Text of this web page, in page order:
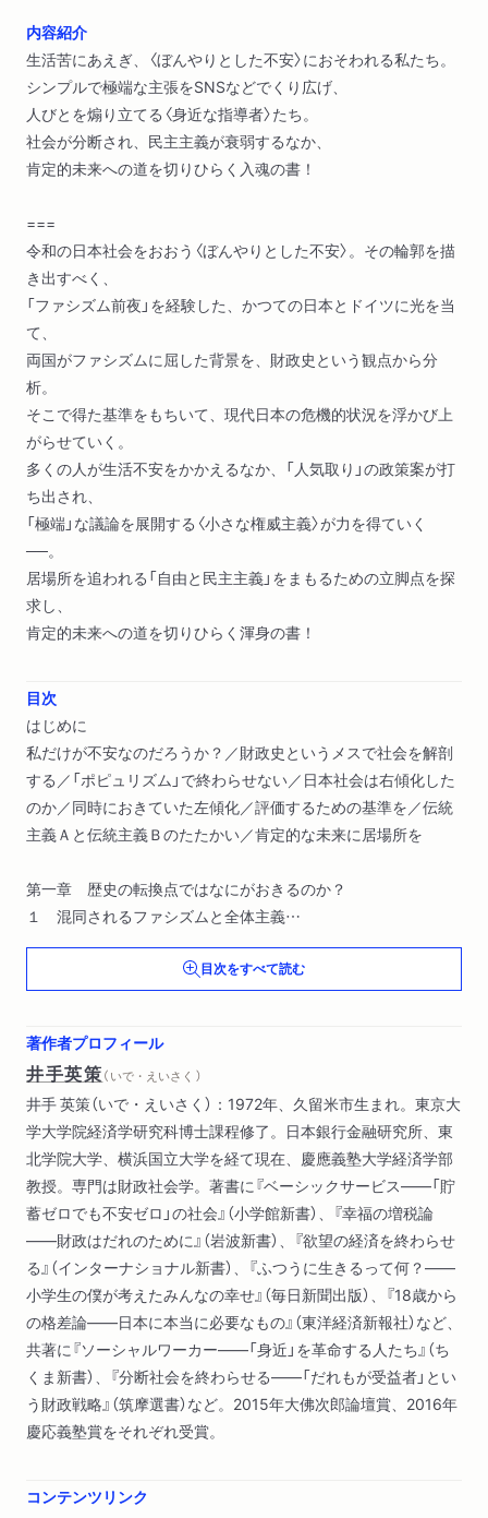
内容紹介
生活苦にあえぎ、〈ぼんやりとした不安〉におそわれる私たち。
シンプルで極端な主張をSNSなどでくり広げ、
人びとを煽り立てる〈身近な指導者〉たち。
社会が分断され、民主主義が衰弱するなか、
肯定的未来への道を切りひらく入魂の書！
===
令和の日本社会をおおう〈ぼんやりとした不安〉。その輪郭を描
き出すべく、
「ファシズム前夜」を経験した、かつての日本とドイツに光を当
て、
両国がファシズムに屈した背景を、財政史という観点から分
析。
そこで得た基準をもちいて、現代日本の危機的状況を浮かび上
がらせていく。
多くの人が生活不安をかかえるなか、「人気取り」の政策案が打
ち出され、
「極端」な議論を展開する〈小さな権威主義〉が力を得ていく
──。
居場所を追われる「自由と民主主義」をまもるための立脚点を探
求し、
肯定的未来への道を切りひらく渾身の書！
目次
はじめに
私だけが不安なのだろうか？／財政史というメスで社会を解剖
する／「ポピュリズム」で終わらせない／日本社会は右傾化した
のか／同時におきていた左傾化／評価するための基準を／伝統
主義Ａと伝統主義Ｂのたたかい／肯定的な未来に居場所を
第一章 歴史の転換点ではなにがおきるのか？
１ 混同されるファシズムと全体主義
ファシズムという言葉／混同されたファシズムと全体主義／異
なるものを等しくあつかう／「あいつ」と「私たち」／現実味のな
いファシズム／すべてがかわってしまう／ファシズム的な状況
２ 家族のふたつの顔――時代の方向感覚をもつ
社会保障の発祥の国・アメリカ／国民の家・スウェーデン／も
うひとつの顔／「私たちの必要」という財政の本質／どこにいる
のか どこに向かうのか
第二章 昭和恐慌からの脱出と高橋是清の苦闘
１ 昭和恐慌の衝撃と不安定化する社会
蔵相・井上準之助の理論／不幸が重なった金解禁／疲弊した農
村と都市の人びと／民主主義と社会主義への反動／陸軍青年将
校たちの憤慨
２ 積極財政への転換
高橋財政の独創性／財政と金融の一体化、錯綜する利害関係
３ 決定権限の集中と政局にあけくれる人びと
日本財政の最後の守護者／政争を繰りかえした政友会と民政党
／皇道派と統制派の対立／軍部の分断、政党との連携／内閣機
政治家に任せる、ということ
目次をすべて読む
著作者プロフィール
井手英策（ いで・えいさく ）
井手 英策（いで・えいさく）：1972年、久留米市生まれ。東京大
学大学院経済学研究科博士課程修了。日本銀行金融研究所、東
北学院大学、横浜国立大学を経て現在、慶應義塾大学経済学部
教授。専門は財政社会学。著書に『ベーシックサービス――「貯
蓄ゼロでも不安ゼロ」の社会』（小学館新書）、『幸福の増税論
――財政はだれのために』（岩波新書）、『欲望の経済を終わらせ
る』（インターナショナル新書）、『ふつうに生きるって何？――
小学生の僕が考えたみんなの幸せ』（毎日新聞出版）、『18歳から
の格差論――日本に本当に必要なもの』（東洋経済新報社）など、
共著に『ソーシャルワーカー――「身近」を革命する人たち』（ち
くま新書）、『分断社会を終わらせる――「だれもが受益者」とい
う財政戦略』（筑摩選書）など。2015年大佛次郎論壇賞、2016年
慶応義塾賞をそれぞれ受賞。
コンテンツリンク